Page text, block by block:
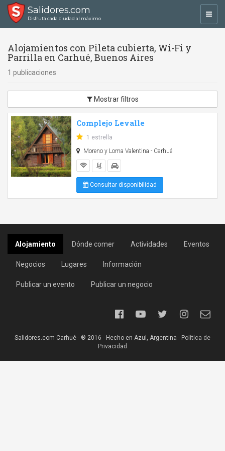
Salidores.com
Disfrutá cada ciudad al máximo
Alojamientos con Pileta cubierta, Wi-Fi y
Parrilla en Carhué, Buenos Aires
1 publicaciones
Mostrar filtros
Complejo Levalle
1 estrella
Moreno y Loma Valentina - Carhué
Consultar disponibilidad
Alojamiento Dónde comer Actividades Eventos
Negocios Lugares Información
Publicar un evento Publicar un negocio
Salidores.com Carhué - ® 2016 - Hecho en Azul, Argentina - Política de
Privacidad